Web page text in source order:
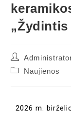
„Žydintis
Naujienos
2026 m.